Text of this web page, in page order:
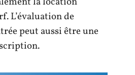
L’évaluation de
peut aussi être une